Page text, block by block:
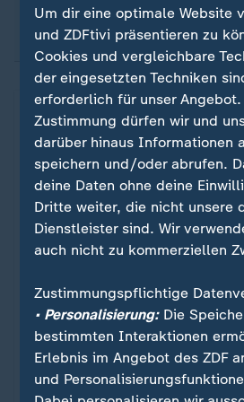
Übernachtungskosten ab.
Neuer Trend bei Konzerten?
Warum Künstler auf
setzen
FAQ
Um dir eine optimale Website
und ZDFtivi präsentieren zu
Cookies und vergleichbare
der eingesetzten Techniken
erforderlich für unser
Zustimmung dürfen wir und
darüber hinaus Informationen
speichern und/oder abrufen.
deine Daten ohne deine
Dritte weiter, die nicht unsere
Dienstleister sind. Wir
auch nicht zu kommerziellen
Zustimmungspflichtige
• Personalisierung:Die
bestimmten Interaktionen
Erlebnis im Angebot des ZDF
und